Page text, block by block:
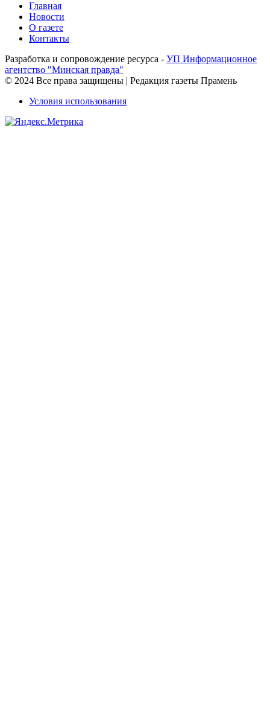
Главная
Новости
О газете
Контакты
Разработка и сопровождение ресурса - УП Информационное
агентство "Минская правда"
© 2024 Все права защищены | Редакция газеты Прамень
Условия использования